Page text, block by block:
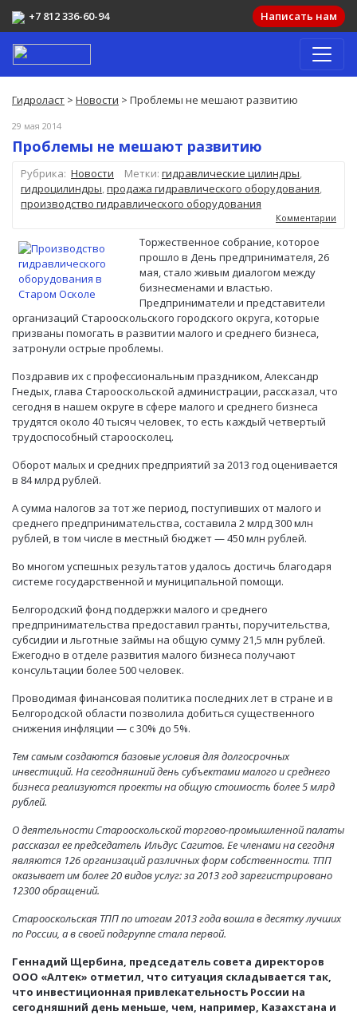
+7 812 336-60-94 Написать нам
Гидроласт > Новости > Проблемы не мешают развитию
29 мая 2014
Проблемы не мешают развитию
Рубрика: Новости Метки: гидравлические цилиндры,
гидроцилиндры,продажа гидравлического оборудования,
производство гидравлического оборудования
Комментарии
Торжественное собрание, которое
прошло в День предпринимателя, 26
мая, стало живым диалогом между
бизнесменами и властью.
Предприниматели и представители
организаций Старооскольского городского округа, которые
призваны помогать в развитии малого и среднего бизнеса,
затронули острые проблемы.
Поздравив их с профессиональным праздником, Александр
Гнедых, глава Старооскольской администрации, рассказал, что
сегодня в нашем округе в сфере малого и среднего бизнеса
трудятся около 40 тысяч человек, то есть каждый четвертый
трудоспособный староосколец.
Оборот малых и средних предприятий за 2013 год оценивается
в 84 млрд рублей.
А сумма налогов за тот же период, поступивших от малого и
среднего предпринимательства, составила 2 млрд 300 млн
рублей, в том числе в местный бюджет — 450 млн рублей.
Во многом успешных результатов удалось достичь благодаря
системе государственной и муниципальной помощи.
Белгородский фонд поддержки малого и среднего
предпринимательства предоставил гранты, поручительства,
субсидии и льготные займы на общую сумму 21,5 млн рублей.
Ежегодно в отделе развития малого бизнеса получают
консультации более 500 человек.
Проводимая финансовая политика последних лет в стране и в
Белгородской области позволила добиться существенного
снижения инфляции — с 30% до 5%.
Тем самым создаются базовые условия для долгосрочных
инвестиций. На сегодняшний день субъектами малого и среднего
бизнеса реализуются проекты на общую стоимость более 5 млрд
рублей.
О деятельности Старооскольской торгово-промышленной палаты
рассказал ее председатель Ильдус Сагитов. Ее членами на сегодня
являются 126 организаций различных форм собственности. ТПП
оказывает им более 20 видов услуг: за 2013 год зарегистрировано
12300 обращений.
Старооскольская ТПП по итогам 2013 года вошла в десятку лучших
по России, а в своей подгруппе стала первой.
Геннадий Щербина, председатель совета директоров
ООО «Алтек» отметил, что ситуация складывается так,
что инвестиционная привлекательность России на
сегодняшний день меньше, чем, например, Казахстана и